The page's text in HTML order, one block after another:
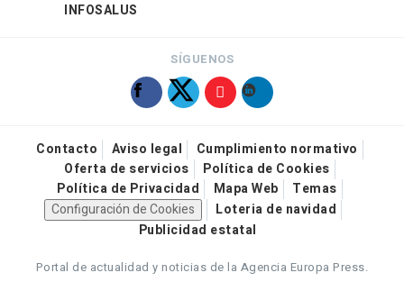
INFOSALUS
SÍGUENOS
Contacto Aviso legal
Cumplimiento normativo
Oferta de servicios
Política de Cookies
Política de Privacidad
Mapa Web
Temas
Configuración de Cookies
Loteria de navidad
Publicidad estatal
Portal de actualidad y noticias de la Agencia Europa Press.